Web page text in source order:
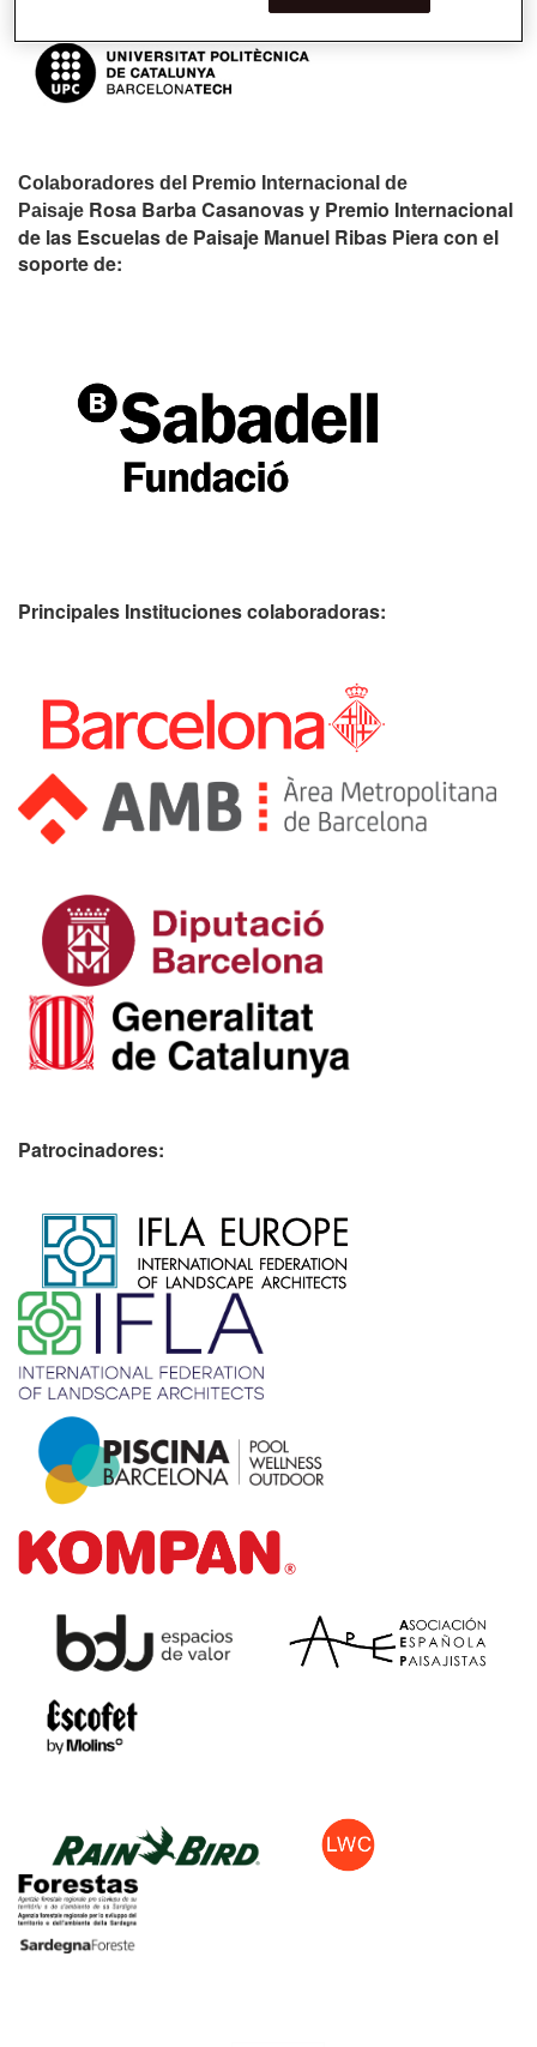
Colaboradores del Premio Internacional de
Paisaje Rosa Barba Casanovas y Premio Internacional
de las Escuelas de Paisaje Manuel Ribas Piera con el
soporte de:
Principales Instituciones colaboradoras:
Patrocinadores: